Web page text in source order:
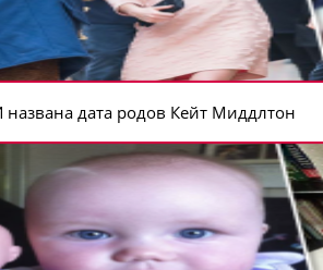
дата родов Кейт Миддлтон